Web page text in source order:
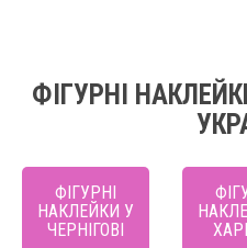
ФІГУРНІ
ФІГУРНІ
НАКЛЕЙКИ У
ЧЕРНІГОВІ